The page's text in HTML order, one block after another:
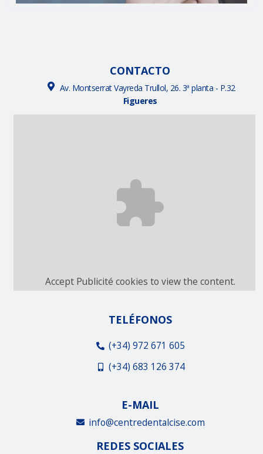
CONTACTO
Av. Montserrat Vayreda Trullol, 26. 3ª planta - P.32
Figueres
Accept Publicité cookies to view the content.
TELÉFONOS
(+34) 972 671 605
(+34) 683 126 374
E-MAIL
info@centredentalcise.com
REDES SOCIALES